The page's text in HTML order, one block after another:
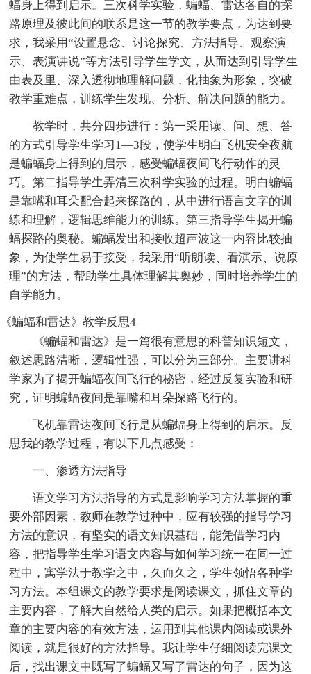
蝠身上得到启示。三次科学实验，蝙蝠、雷达各自的探
路原理及彼此间的联系是这一节的教学要点，为达到要
求，我采用“设置悬念、讨论探究、方法指导、观察演
示、表演讲说”等方法引导学生学文，从而达到引导学生
由表及里、深入透彻地理解问题，化抽象为形象，突破
教学重难点，训练学生发现、分析、解决问题的能力。
教学时，共分四步进行：第一采用读、问、想、答
的方式引导学生学习1—3段，使学生明白飞机安全夜航
是蝙蝠身上得到的启示，感受蝙蝠夜间飞行动作的灵
巧。第二指导学生弄清三次科学实验的过程。明白蝙蝠
是靠嘴和耳朵配合起来探路的，从中进行语言文字的训
练和理解，逻辑思维能力的训练。第三指导学生揭开蝙
蝠探路的奥秘。蝙蝠发出和接收超声波这一内容比较抽
象，为使学生易于接受，我采用“听朗读、看演示、说原
理”的方法，帮助学生具体理解其奥妙，同时培养学生的
自学能力。
《蝙蝠和雷达》教学反思4
《蝙蝠和雷达》是一篇很有意思的科普知识短文，
叙述思路清晰，逻辑性强，可以分为三部分。主要讲科
学家为了揭开蝙蝠夜间飞行的秘密，经过反复实验和研
究，证明蝙蝠夜间是靠嘴和耳朵探路飞行的。
飞机靠雷达夜间飞行是从蝙蝠身上得到的启示。反
思我的教学过程，有以下几点感受：
一、渗透方法指导
语文学习方法指导的方式是影响学习方法掌握的重
要外部因素，教师在教学过种中，应有较强的指导学习
方法的意识，有坚实的语文知识基础，能凭借学习内
容，把指导学生学习语文内容与如何学习统一在同一过
程中，寓学法于教学之中，久而久之，学生领悟各种学
习方法。本组课文的教学要求是阅读课文，抓住文章的
主要内容，了解大自然给人类的启示。如果把概括本文
章的主要内容的有效方法，运用到其他课内阅读或课外
阅读，就是很好的方法指导。我让学生仔细阅读完课文
后，找出课文中既写了蝙蝠又写了雷达的句子，因为这